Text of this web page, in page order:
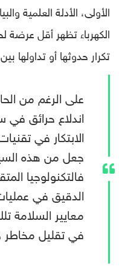
الأولى، الأدلة العلمية
الكهرباء تظهر أقل
تكرار حدوثها أو تداولها
على الرغم من
اندلاع حرائق في
الابتكار في
جعل من هذه
فالتكنولوجيا
الدقيق في
معايير السلامة
في تقليل مخاطر